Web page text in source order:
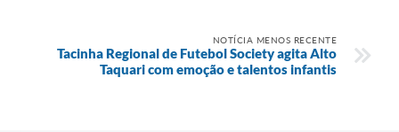
NOTÍCIA MENOS RECENTE
Tacinha Regional de Futebol Society agita Alto
Taquari com emoção e talentos infantis